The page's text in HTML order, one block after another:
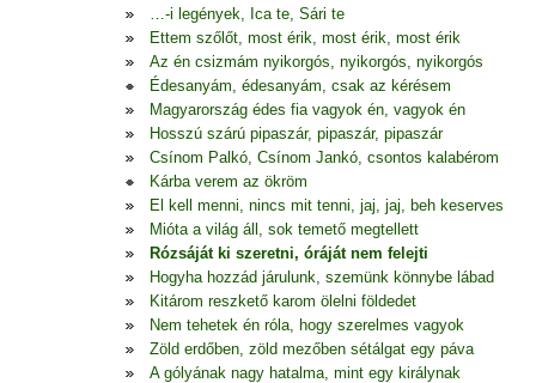
…-i legények, Ica te, Sári te
Ettem szőlőt, most érik, most érik, most érik
Az én csizmám nyikorgós, nyikorgós, nyikorgós
Édesanyám, édesanyám, csak az kérésem
Magyarország édes fia vagyok én, vagyok én
Hosszú szárú pipaszár, pipaszár, pipaszár
Csínom Palkó, Csínom Jankó, csontos kalabérom
Kárba verem az ökröm
El kell menni, nincs mit tenni, jaj, jaj, beh keserves
Mióta a világ áll, sok temető megtellett
Rózsáját ki szeretni, óráját nem felejti
Hogyha hozzád járulunk, szemünk könnybe lábad
Kitárom reszkető karom ölelni földedet
Nem tehetek én róla, hogy szerelmes vagyok
Zöld erdőben, zöld mezőben sétálgat egy páva
A gólyának nagy hatalma, mint egy királynak